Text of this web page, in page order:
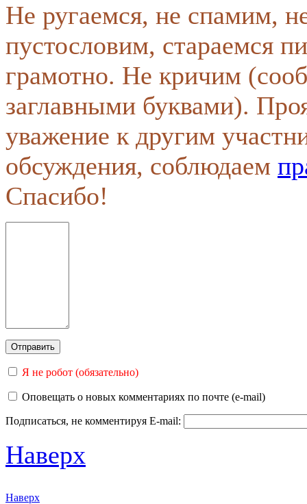
Не ругаемся, не спамим,
пустословим, стараемся
грамотно. Не кричим
заглавными буквами).
уважение к другим
обсуждения, соблюдаем
Спасибо!
Я не робот (обязательно)
Оповещать о новых комментариях по почте (e-mail)
Подписаться, не комментируя E-mail:
Наверх
Наверх